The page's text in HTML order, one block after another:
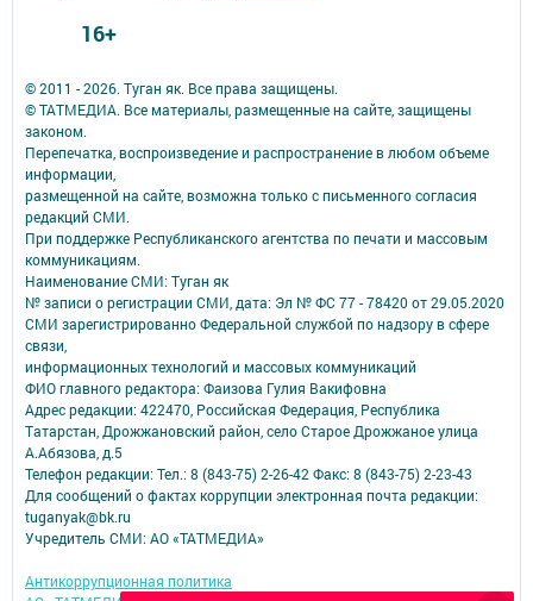
© 2011 - 2026. Туган як. Все права защищены.
© ТАТМЕДИА. Все материалы, размещенные на сайте, защищены
законом.
Перепечатка, воспроизведение и распространение в любом объеме
информации,
размещенной на сайте, возможна только с письменного согласия
редакций СМИ.
При поддержке Республиканского агентства по печати и массовым
коммуникациям.
Наименование СМИ: Туган як
№ записи о регистрации СМИ, дата: Эл № ФС 77 - 78420 от 29.05.2020
СМИ зарегистрированно Федеральной службой по надзору в сфере
связи,
информационных технологий и массовых коммуникаций
ФИО главного редактора: Фаизова Гулия Вакифовна
Адрес редакции: 422470, Российская Федерация, Республика
Татарстан, Дрожжановский район, село Старое Дрожжаное улица
А.Абязова, д.5
Телефон редакции: Тел.: 8 (843-75) 2-26-42 Факс: 8 (843-75) 2-23-43
Для сообщений о фактах коррупции электронная почта редакции:
tuganyak@bk.ru
Учредитель СМИ: АО «ТАТМЕДИА»
Антикоррупционная политика
16+